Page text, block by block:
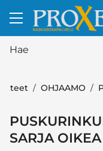
Siirry
OHJAAMO
SARJA OIKEA